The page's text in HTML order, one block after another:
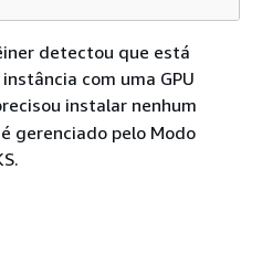
detectou que está
com uma GPU
instalar nenhum
gerenciado pelo Modo